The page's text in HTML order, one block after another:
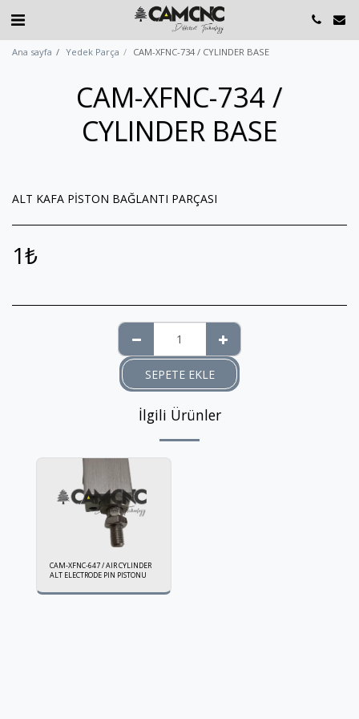
Ana sayfa Yedek Parça CAM-XFNC-734 / CYLINDER BASE
CAM-XFNC-734 /
CYLINDER BASE
ALT KAFA PİSTON BAĞLANTI PARÇASI
1₺
SEPETE EKLE
İlgili Ürünler
CAM-XFNC-647 / AIR CYLINDER
ALT ELECTRODE PIN PISTONU